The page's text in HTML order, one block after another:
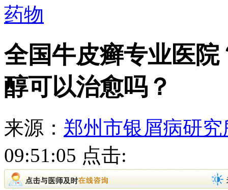
药物
全国牛皮癣专业医
醇可以治愈吗？
来源： 郑州市银屑病研究
09:51:05 点击: